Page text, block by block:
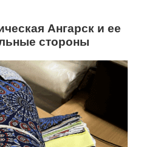
Ангарск и ее
стороны